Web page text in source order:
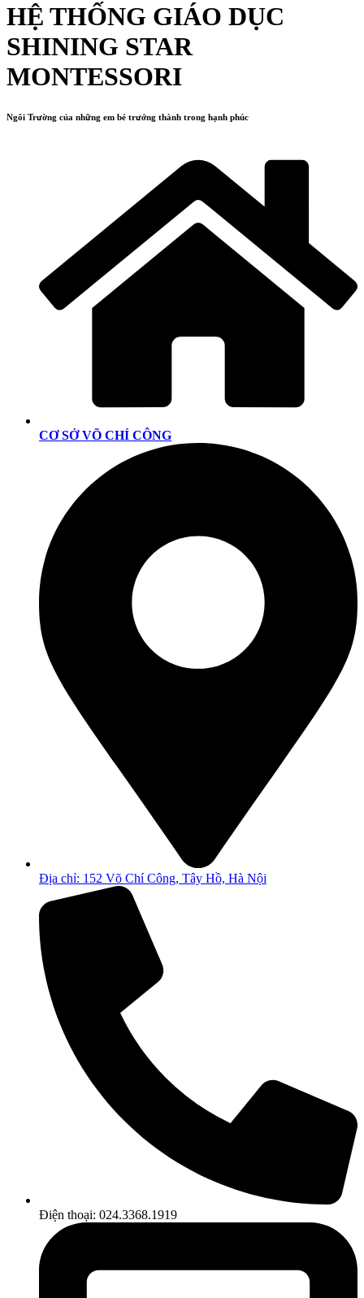
HỆ THỐNG GIÁO DỤC
SHINING STAR
MONTESSORI
Ngôi Trường của những em bé trưởng thành trong hạnh phúc
CƠ SỞ VÕ CHÍ CÔNG
Địa chỉ: 152 Võ Chí Công, Tây Hồ, Hà Nội
Điện thoại: 024.3368.1919